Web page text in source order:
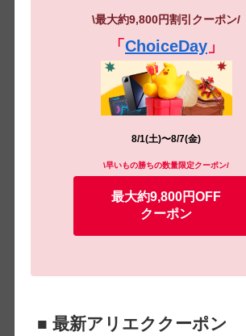
\最大約9,800円割引 クーポン/
「ChoiceDay 」
8/1(土)〜8/7(金)
\早いもの勝ちの数量限定クーポン/
最大約9,800円OFF
クーポン
■ 最新アリエククーポン